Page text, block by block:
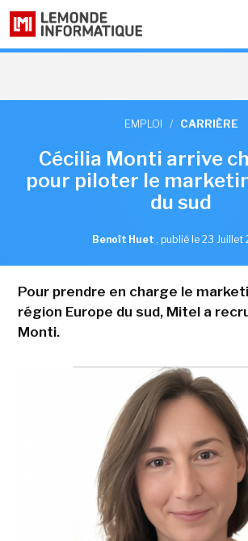
EMPLOI / CARRIÈRE
Cécilia Monti arrive
pour piloter le
du sud
Benoît Huet , publié le 23 Juillet
Pour prendre en charge le
région Europe du sud, Mitel a
Monti.